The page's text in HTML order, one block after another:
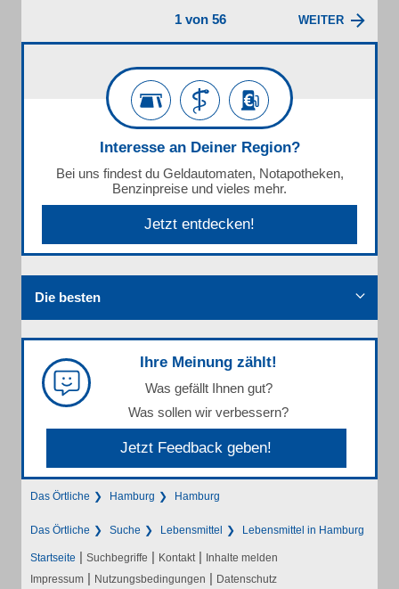
1 von 56 WEITER
Interesse an Deiner Region?
Bei uns findest du Geldautomaten, Notapotheken,
Benzinpreise und vieles mehr.
Jetzt entdecken!
Die besten
Ihre Meinung zählt!
Was gefällt Ihnen gut?
Was sollen wir verbessern?
Jetzt Feedback geben!
Das Örtliche Hamburg Hamburg
Das Örtliche Suche Lebensmittel Lebensmittel in Hamburg
Startseite | Suchbegriffe | Kontakt | Inhalte melden
Impressum | Nutzungsbedingungen | Datenschutz